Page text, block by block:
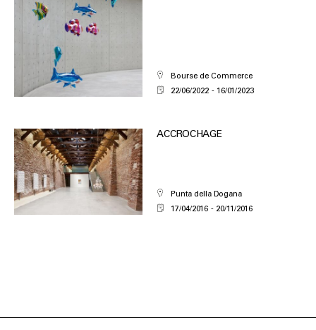
Bourse de Commerce
22/06/2022
16/01/2023
ACCROCHAGE
Punta della Dogana
17/04/2016
20/11/2016